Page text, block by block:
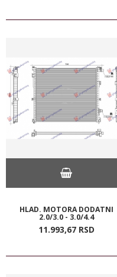
HLAD. MOTORA DODATNI
2.0/3.0 - 3.0/4.4
11.993,67 RSD